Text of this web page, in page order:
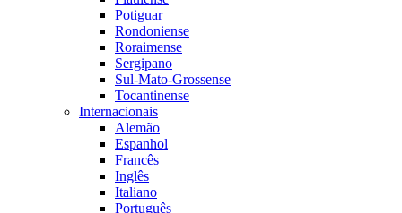
Potiguar
Rondoniense
Roraimense
Sergipano
Sul-Mato-Grossense
Tocantinense
Internacionais
Alemão
Espanhol
Francês
Inglês
Italiano
Português